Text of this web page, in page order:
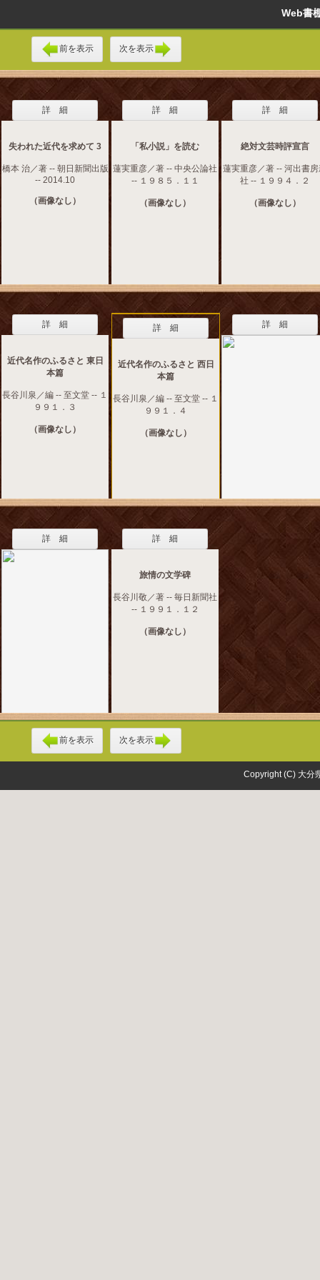
Web
前を表示 次を表示
詳 細
失われた近代を求めて 3
橋本 治／著 -- 朝日新聞出版
-- 2014.10
（画像なし）
詳 細
「私小説」を読む
蓮実重彦／著 -- 中央公論社
-- １９８５．１１
（画像なし）
詳 細
絶対文芸時評宣言
蓮実重彦／著 -- 河出書
社 -- １９９４．２
（画像なし）
詳 細
近代名作のふるさと 東日
本篇
長谷川泉／編 -- 至文堂 -- １
９９１．３
（画像なし）
詳 細
近代名作のふるさと 西日
本篇
長谷川泉／編 -- 至文堂 -- １
９９１．４
（画像なし）
詳 細
詳 細 詳 細
旅情の文学碑
長谷川敬／著 -- 毎日新聞社
-- １９９１．１２
（画像なし）
前を表示 次を表示
Copyright (C) 大分